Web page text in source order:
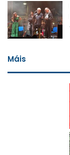
Máis